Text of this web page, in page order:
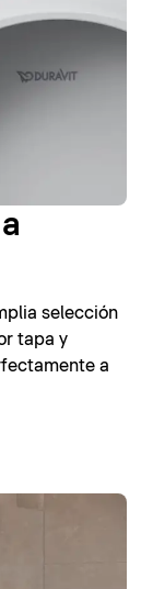
selección
tapa y
a